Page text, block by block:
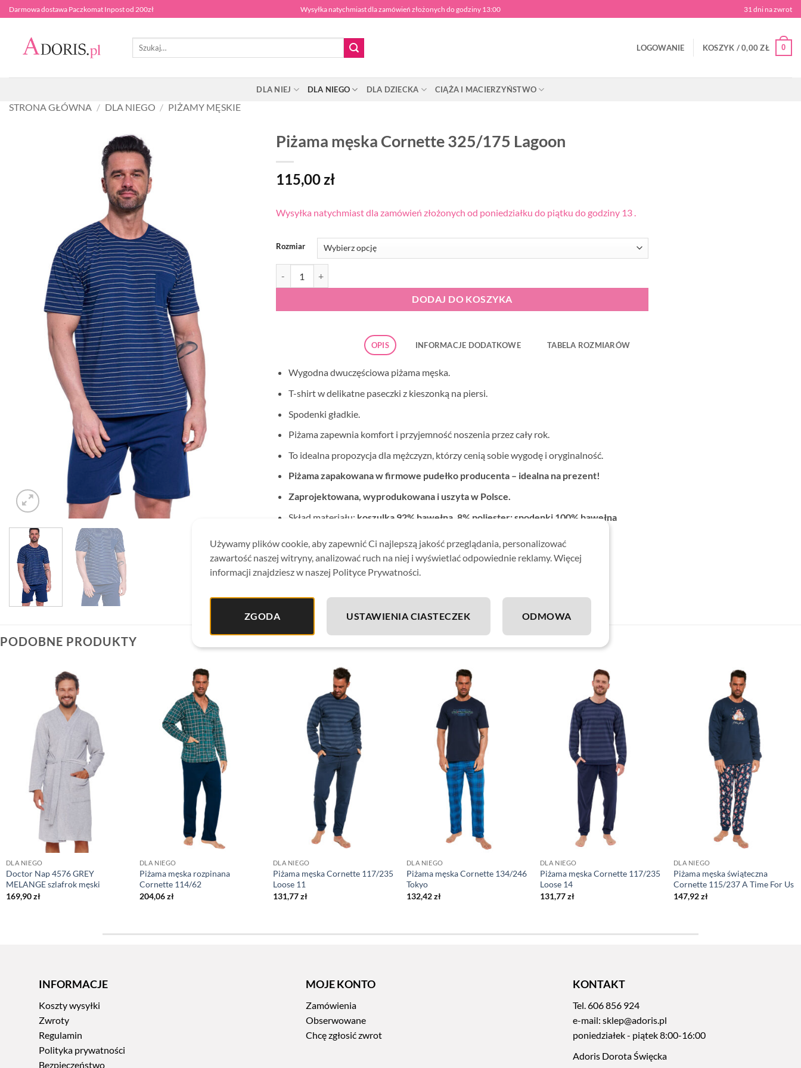
Przewiń
do
zawartości
Darmowa dostawa Paczkomat Inpost od 200zł Wysyłka natychmiast dla zamówień złożonych do godziny 13:00 31 dni na zwrot
Szukaj:
LOGOWANIE KOSZYK /0,00ZŁ 0
DLA NIEJ DLA NIEGO DLA DZIECKA CIĄŻA I MACIERZYŃSTWO
STRONA GŁÓWNA / DLA NIEGO / PIŻAMY MĘSKIE
Piżama męska Cornette 325/175 Lagoon
115,00zł
Wysyłka natychmiast dla zamówień złożonych od poniedziałku do piątku do godziny 13 .
Rozmiar
DODAJ DO KOSZYKA
OPIS INFORMACJE DODATKOWE TABELA ROZMIARÓW
Wygodna dwuczęściowa piżama męska.
T-shirt w delikatne paseczki z kieszonką na piersi.
Spodenki gładkie.
Piżama zapewnia komfort i przyjemność noszenia przez cały rok.
To idealna propozycja dla mężczyzn, którzy cenią sobie wygodę i oryginalność.
Piżama zapakowana w firmowe pudełko producenta – idealna na prezent!
Zaprojektowana, wyprodukowana i uszyta w Polsce.
Skład materiału: koszulka 92% bawełna, 8% poliester; spodenki 100% bawełna
PODOBNE PRODUKTY
DLA NIEGO
Doctor Nap 4576 GREY
MELANGE szlafrok męski
169,90zł
DLA NIEGO
Piżama męska rozpinana
Cornette 114/62
204,06zł
DLA NIEGO
Piżama męska Cornette 117/235
Loose 11
131,77zł
DLA NIEGO
Piżama męska Cornette 134/246
Tokyo
132,42zł
DLA NIEGO
Piżama męska Cornette 117/235
Loose 14
131,77zł
DLA NIEGO
Piżama męska świąteczna
Cornette 115/237 A Time For Us
147,92zł
INFORMACJE
Koszty wysyłki
Zwroty
Regulamin
Polityka prywatności
Bezpieczeństwo
MOJE KONTO
Zamówienia
Obserwowane
Chcę zgłosić zwrot
KONTAKT
Tel.606 856 924
e-mail: sklep@adoris.pl
poniedziałek - piątek 8:00-16:00
Adoris Dorota Święcka
Używamy plików cookie, aby zapewnić Ci najlepszą jakość przeglądania, personalizować
zawartość naszej witryny, analizować ruch na niej i wyświetlać odpowiednie reklamy. Więcej
informacji znajdziesz w naszej Polityce Prywatności.
ZGODA USTAWIENIA CIASTECZEK ODMOWA